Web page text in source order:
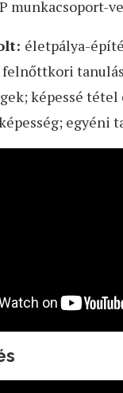
munkacsoport-
életpálya-
felnőttkori
képessé tétel
egyéni